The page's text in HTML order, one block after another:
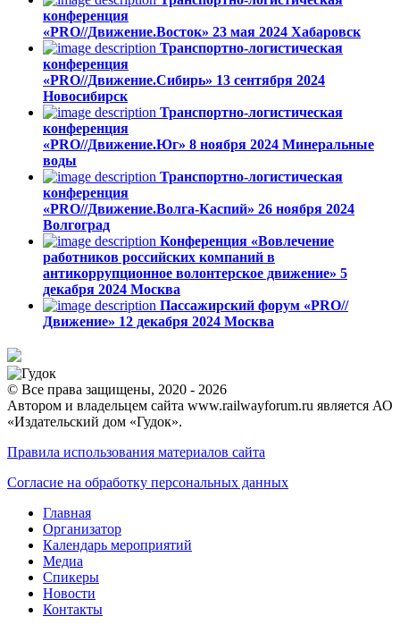
конференция
«PRO//Движение.Восток» 23 мая 2024 Хабаровск
Транспортно-логистическая
конференция
«PRO//Движение.Сибирь» 13 сентября 2024
Новосибирск
Транспортно-логистическая
конференция
«PRO//Движение.Юг» 8 ноября 2024 Минеральные
воды
Транспортно-логистическая
конференция
«PRO//Движение.Волга-Каспий» 26 ноября 2024
Волгоград
Конференция «Вовлечение
работников российских компаний в
антикоррупционное волонтерское движение» 5
декабря 2024 Москва
Пассажирский форум «PRO//
Движение» 12 декабря 2024 Москва
© Все права защищены, 2020 - 2026
Автором и владельцем сайта www.railwayforum.ru является АО
«Издательский дом «Гудок».
Правила использования материалов сайта
Согласие на обработку персональных данных
Главная
Организатор
Календарь мероприятий
Медиа
Спикеры
Новости
Контакты